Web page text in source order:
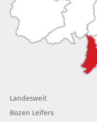
Landesweit
Bozen Leifers